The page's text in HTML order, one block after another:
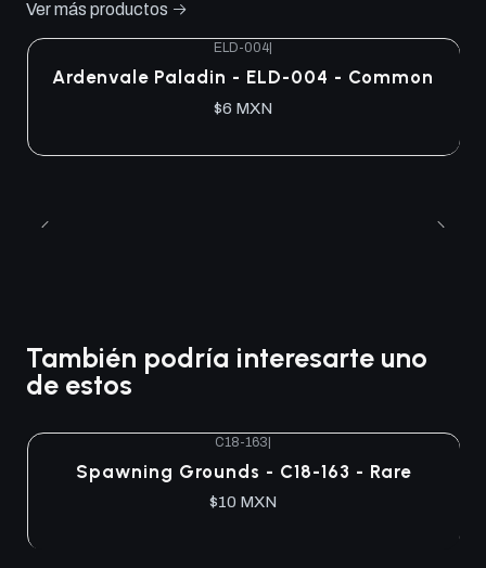
Ver más productos
ELD-004
Ardenvale Paladin - ELD-004 - Common
$6 MXN
También podría interesarte uno
de estos
Agotado
C18-163|
Spawning Grounds - C18-163 - Rare
$10 MXN